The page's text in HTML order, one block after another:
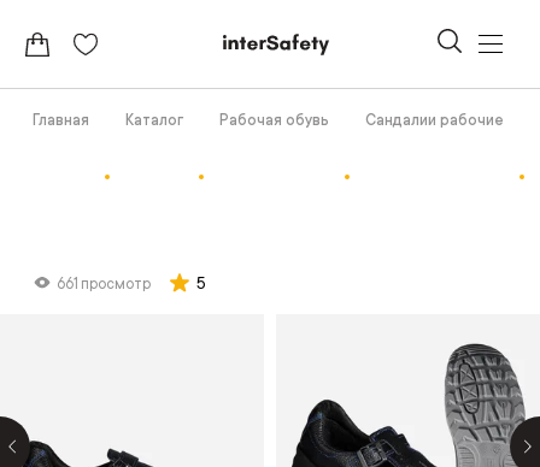
Главная Каталог Рабочая обувь Сандалии рабочие
661 просмотр 5